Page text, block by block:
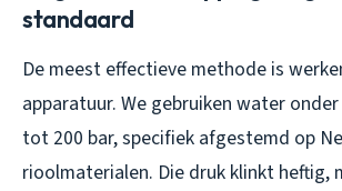
standaard
De meest effectieve methode is
apparatuur. We gebruiken water
tot 200 bar, specifiek afgestemd op
rioolmaterialen. Die druk klinkt heftig,